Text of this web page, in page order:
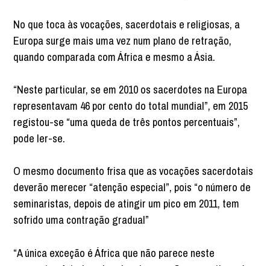
No que toca às vocações, sacerdotais e religiosas, a
Europa surge mais uma vez num plano de retração,
quando comparada com África e mesmo a Ásia.
“Neste particular, se em 2010 os sacerdotes na Europa
representavam 46 por cento do total mundial”, em 2015
registou-se “uma queda de três pontos percentuais”,
pode ler-se.
O mesmo documento frisa que as vocações sacerdotais
deverão merecer “atenção especial”, pois “o número de
seminaristas, depois de atingir um pico em 2011, tem
sofrido uma contração gradual”
“A única exceção é África que não parece neste